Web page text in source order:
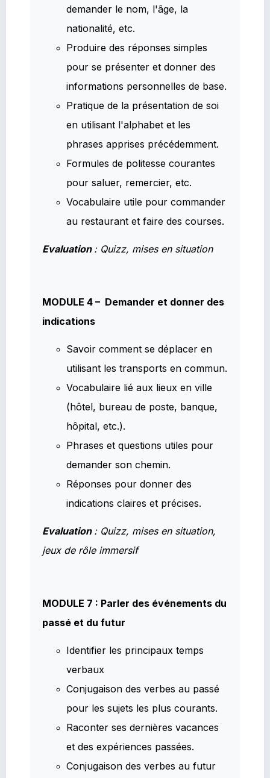
demander le nom, l'âge, la
nationalité, etc.
Produire des réponses simples
pour se présenter et donner des
informations personnelles de base.
Pratique de la présentation de soi
en utilisant l'alphabet et les
phrases apprises précédemment.
Formules de politesse courantes
pour saluer, remercier, etc.
Vocabulaire utile pour commander
au restaurant et faire des courses.
Evaluation : Quizz, mises en situation
MODULE 4 – Demander et donner des
indications
Savoir comment se déplacer en
utilisant les transports en commun.
Vocabulaire lié aux lieux en ville
(hôtel, bureau de poste, banque,
hôpital, etc.).
Phrases et questions utiles pour
demander son chemin.
Réponses pour donner des
indications claires et précises.
Evaluation : Quizz, mises en situation,
jeux de rôle immersif
MODULE 7 : Parler des événements du
passé et du futur
Identifier les principaux temps
verbaux
Conjugaison des verbes au passé
pour les sujets les plus courants.
Raconter ses dernières vacances
et des expériences passées.
Conjugaison des verbes au futur